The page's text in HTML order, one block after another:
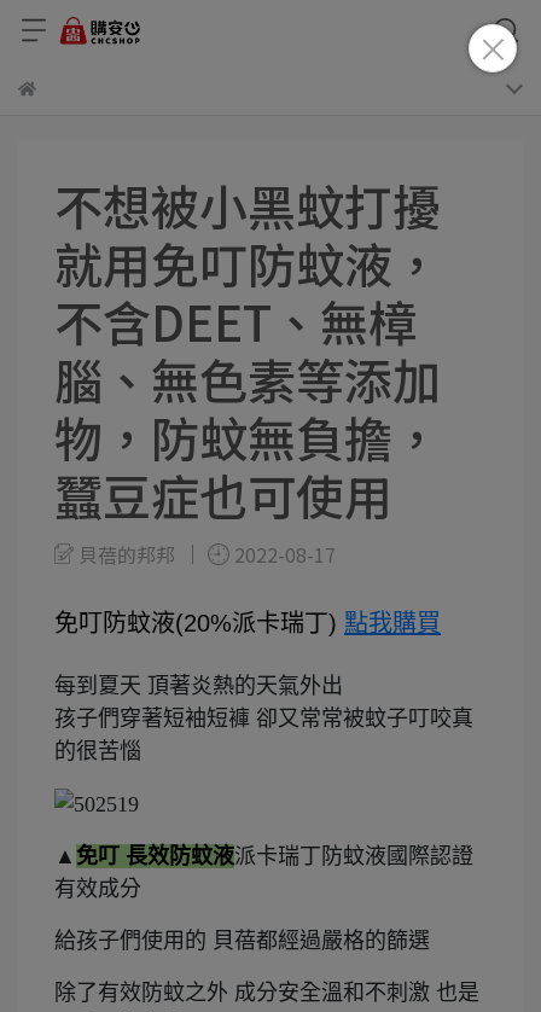
不想被小黑蚊打擾
就用免叮防蚊液，
不含DEET、無樟
腦、無色素等添加
物，防蚊無負擔，
蠶豆症也可使用
貝蓓的邦邦 2022-08-17
免叮防蚊液(20%派卡瑞丁) 點我購買
每到夏天 頂著炎熱的天氣外出
孩子們穿著短袖短褲 卻又常常被蚊子叮咬真
的很苦惱
▲ 免叮 長效防蚊液派卡瑞丁防蚊液國際認證
有效成分
給孩子們使用的 貝蓓都經過嚴格的篩選
除了有效防蚊之外 成分安全溫和不刺激 也是